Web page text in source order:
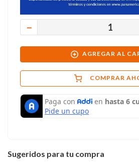
－
AGREGAR AL
COMPRAR
Sugeridos para tu compra